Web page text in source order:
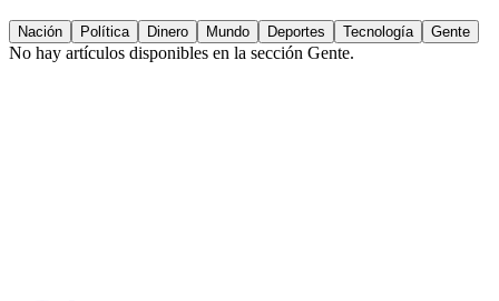
Nación Política Dinero Mundo Deportes Tecnología Gente
No hay artículos disponibles en la sección Gente.